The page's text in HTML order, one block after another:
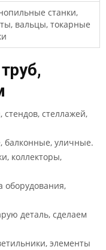
станки,
вальцы, токарные
стендов, стеллажей,
балконные, уличные.
коллекторы,
оборудования,
деталь, сделаем
элементы